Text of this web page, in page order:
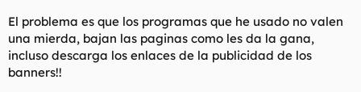
El problema es que los programas que he usado no valen
una mierda, bajan las paginas como les da la gana,
incluso descarga los enlaces de la publicidad de los
banners!!